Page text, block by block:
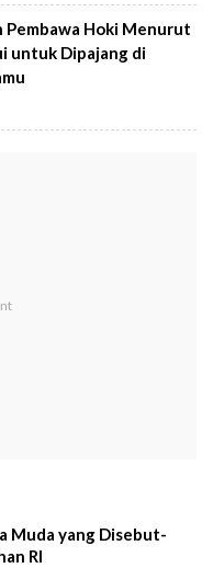
Pembawa Hoki Menurut
untuk Dipajang di
Muda yang Disebut-
RI